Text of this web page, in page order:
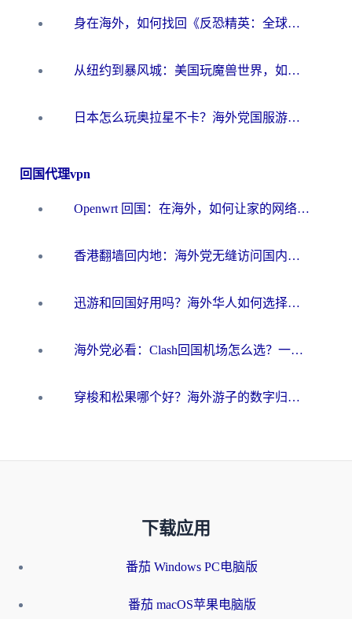
身在海外，如何找回《反恐精英：全球攻势》国服的丝滑手感？一份给你的终极指南
从纽约到暴风城：美国玩魔兽世界，如何找到你的最佳网络航线
日本怎么玩奥拉星不卡？海外党国服游戏加速器选择全攻略
回国代理vpn
Openwrt 回国：在海外，如何让家的网络触手可及
香港翻墙回内地：海外党无缝访问国内资源的加速器选择全攻略
迅游和回国好用吗？海外华人如何选择靠谱的回国加速器
海外党必看：Clash回国机场怎么选？一篇搞定无缝访问国内资源的全攻略
穿梭和松果哪个好？海外游子的数字归乡路，到底该怎么选
下载应用
番茄 Windows PC电脑版
番茄 macOS苹果电脑版